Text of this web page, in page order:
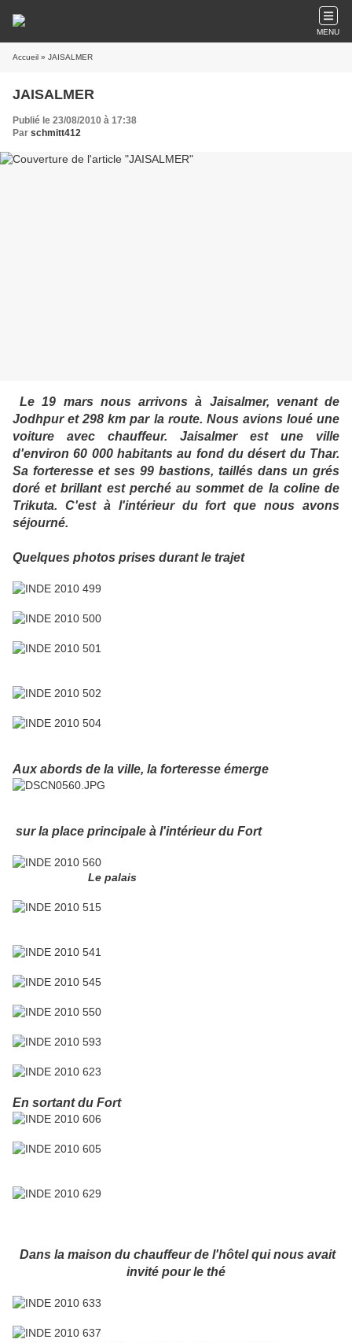
MENU
Accueil » JAISALMER
JAISALMER
Publié le 23/08/2010 à 17:38
Par schmitt412
Le 19 mars nous arrivons à Jaisalmer, venant de
Jodhpur et 298 km par la route. Nous avions loué une
voiture avec chauffeur. Jaisalmer est une ville
d'environ 60 000 habitants au fond du désert du Thar.
Sa forteresse et ses 99 bastions, taillés dans un grés
doré et brillant est perché au sommet de la coline de
Trikuta. C'est à l'intérieur du fort que nous avons
séjourné.
Quelques photos prises durant le trajet
Aux abords de la ville, la forteresse émerge
sur la place principale à l'intérieur du Fort
Le palais
En sortant du Fort
Dans la maison du chauffeur de l'hôtel qui nous avait
invité pour le thé